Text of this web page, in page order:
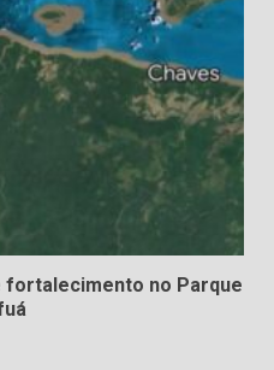
fortalecimento no Parque